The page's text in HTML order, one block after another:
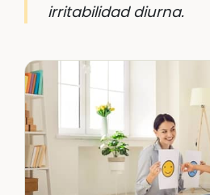
irritabilidad diurna.